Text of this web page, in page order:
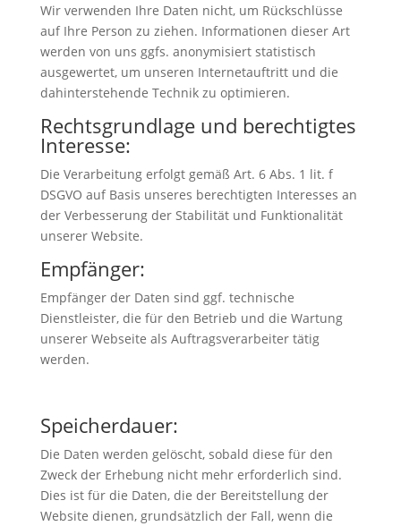
Wir verwenden Ihre Daten nicht, um Rückschlüsse
auf Ihre Person zu ziehen. Informationen dieser Art
werden von uns ggfs. anonymisiert statistisch
ausgewertet, um unseren Internetauftritt und die
dahinterstehende Technik zu optimieren.
Rechtsgrundlage und berechtigtes
Interesse:
Die Verarbeitung erfolgt gemäß Art. 6 Abs. 1 lit. f
DSGVO auf Basis unseres berechtigten Interesses an
der Verbesserung der Stabilität und Funktionalität
unserer Website.
Empfänger:
Empfänger der Daten sind ggf. technische
Dienstleister, die für den Betrieb und die Wartung
unserer Webseite als Auftragsverarbeiter tätig
werden.
Speicherdauer:
Die Daten werden gelöscht, sobald diese für den
Zweck der Erhebung nicht mehr erforderlich sind.
Dies ist für die Daten, die der Bereitstellung der
Website dienen, grundsätzlich der Fall, wenn die